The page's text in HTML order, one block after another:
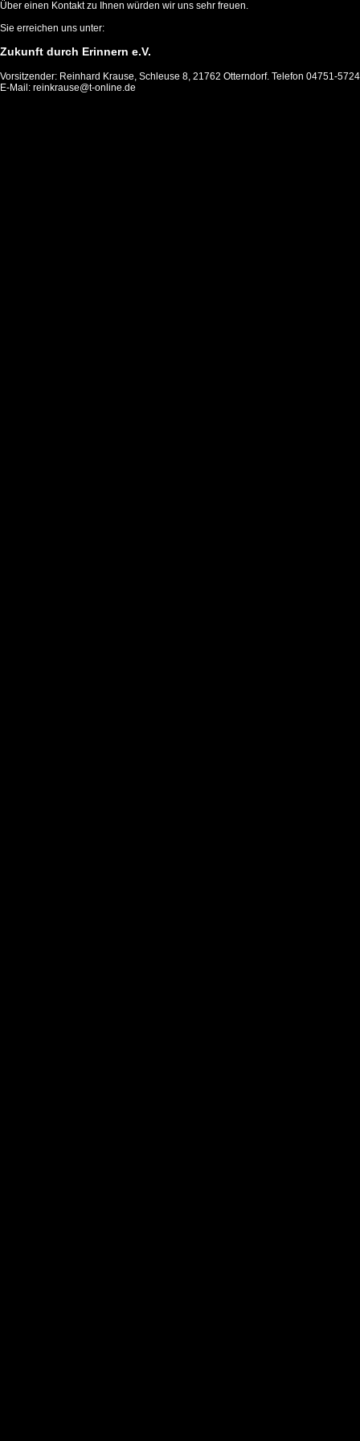
Über einen Kontakt zu Ihnen würden wir uns sehr freuen.
Sie erreichen uns unter:
Zukunft durch Erinnern e.V.
Vorsitzender: Reinhard Krause, Schleuse 8, 21762 Otterndorf. Telefon 04751-
E-Mail: reinkrause@t-online.de